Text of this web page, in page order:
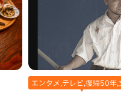
エンタメ,テレビ,復帰50年,